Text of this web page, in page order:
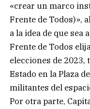
«crear un marco
Frente de Todos)»,
a la idea de que sea
Frente de Todos
elecciones de 2023,
Estado en la Plaza
militantes del
Por otra parte,